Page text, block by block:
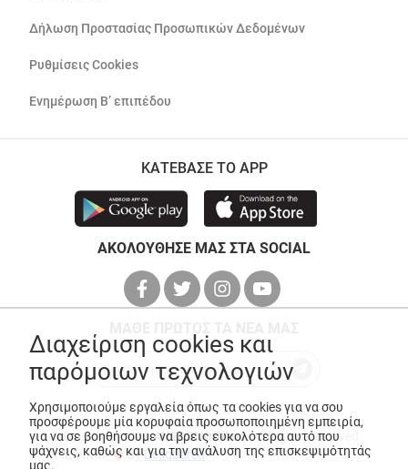
Δήλωση Προστασίας Προσωπικών Δεδομένων
Ρυθμίσεις Cookies
Ενημέρωση Β’ επιπέδου
ΚΑΤΕΒΑΣΕ ΤΟ APP
ΑΚΟΛΟΥΘΗΣΕ ΜΑΣ ΣΤΑ SOCIAL
© Copyright 2026ANEDIK Kritikos. All Rights Reserved
Made with
byDesquared
Διαχείριση cookies και
παρόμοιων τεχνολογιών
Χρησιμοποιούμε εργαλεία όπως τα cookies για να σου
προσφέρουμε μία κορυφαία προσωποποιημένη εμπειρία,
για να σε βοηθήσουμε να βρεις ευκολότερα αυτό που
ψάχνεις, καθώς και για την ανάλυση της επισκεψιμότητάς
μας.